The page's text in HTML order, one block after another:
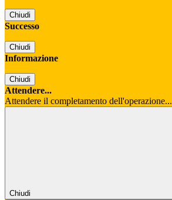
Chiudi
Successo
Chiudi
Informazione
Chiudi
Attendere...
Attendere il completamento dell'operazione...
Chiudi